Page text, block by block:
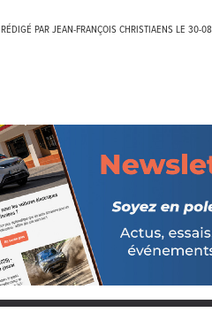
RÉDIGÉ PAR JEAN-FRANÇOIS CHRISTIAENS LE 30-